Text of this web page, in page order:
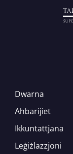
Dwarna
Ahbarijiet
Ikkuntattjana
Leġiżlazzjoni